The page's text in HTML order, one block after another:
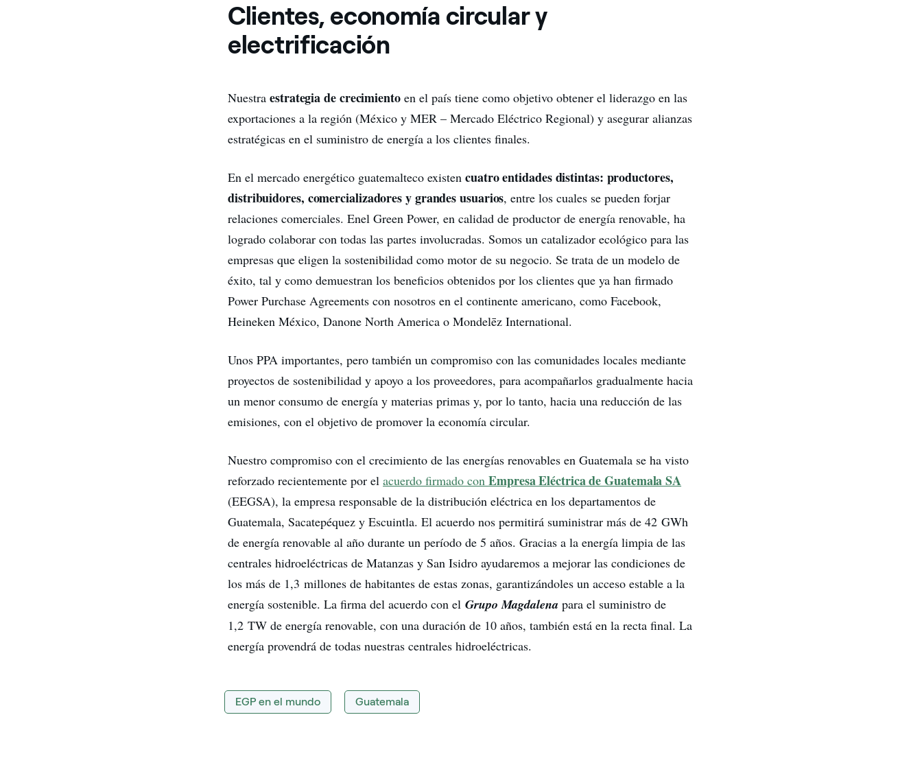
Clientes, economía circular y
electrificación
Nuestraestrategia de crecimientoen el país tiene como objetivo obtener el liderazgo en las
exportaciones a la región (México y MER – Mercado Eléctrico Regional) y asegurar alianzas
estratégicas en el suministro de energía a los clientes finales.
En el mercado energético guatemalteco existencuatro entidades distintas: productores,
distribuidores, comercializadores y grandes usuarios, entre los cuales se pueden forjar
relaciones comerciales. Enel Green Power, en calidad de productor de energía renovable, ha
logrado colaborar con todas las partes involucradas. Somos un catalizador ecológico para las
empresas que eligen la sostenibilidad como motor de su negocio. Se trata de un modelo de
éxito, tal y como demuestran los beneficios obtenidos por los clientes que ya han firmado
Power Purchase Agreements con nosotros en el continente americano, como Facebook,
Heineken México, Danone North America o Mondelēz International.
Unos PPA importantes, pero también un compromiso con las comunidades locales mediante
proyectos de sostenibilidad y apoyo a los proveedores, para acompañarlos gradualmente hacia
un menor consumo de energía y materias primas y, por lo tanto, hacia una reducción de las
emisiones, con el objetivo de promover la economía circular.
Nuestro compromiso con el crecimiento de las energías renovables en Guatemala se ha visto
reforzado recientemente por elacuerdo firmado conEmpresa Eléctrica de Guatemala SA
(EEGSA), la empresa responsable de la distribución eléctrica en los departamentos de
Guatemala, Sacatepéquez y Escuintla. El acuerdo nos permitirá suministrar más de 42 GWh
de energía renovable al año durante un período de 5 años. Gracias a la energía limpia de las
centrales hidroeléctricas de Matanzas y San Isidro ayudaremos a mejorar las condiciones de
los más de 1,3 millones de habitantes de estas zonas, garantizándoles un acceso estable a la
energía sostenible. La firma del acuerdo con elGrupo Magdalena para el suministro de
1,2 TW de energía renovable, con una duración de 10 años, también está en la recta final. La
energía provendrá de todas nuestras centrales hidroeléctricas.
EGP en el mundo Guatemala